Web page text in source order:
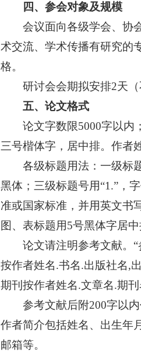
四、参会对象及规模
会议面向各级学会、协会
术交流、学术传播有研究的
格。
研讨会会期拟安排2天（
五、论文格式
论文字数限5000字以内；
三号楷体字，居中排。作者
各级标题用法：一级标题
黑体；三级标题号用“1.”，
准或国家标准，并用英文书
图、表标题用5号黑体字居
论文请注明参考文献。“
按作者姓名.书名.出版社名,
期刊按作者姓名.文章名.期
参考文献后附200字以内
作者简介包括姓名、出生年
邮箱等。